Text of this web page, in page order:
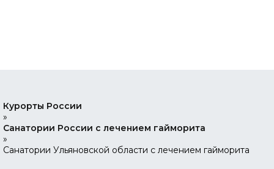
Курорты России
»
Санатории России с лечением гайморита
»
Санатории Ульяновской области с лечением гайморита